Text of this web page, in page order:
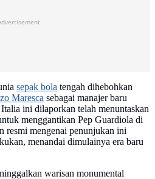
sepak bola tengah dihebohkan
Maresca sebagai manajer baru
Italia ini dilaporkan telah menuntaskan
menggantikan Pep Guardiola di
resmi mengenai penunjukan ini
menandai dimulainya era baru
warisan monumental